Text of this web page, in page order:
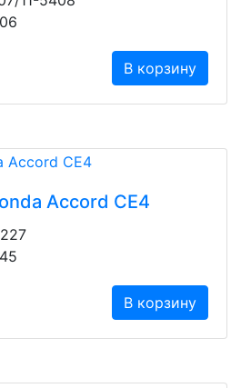
В корзину
Accord CE4
В корзину